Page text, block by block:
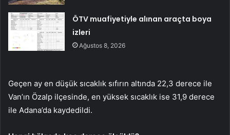
ÖTV muafiyetiyle alınan araçta boya
izleri
Ağustos 8, 2026
Geçen ay en düşük sıcaklık sıfırın altında 22,3 derece ile
Van’ın Özalp ilçesinde, en yüksek sıcaklık ise 31,9 derece
ile Adana’da kaydedildi.